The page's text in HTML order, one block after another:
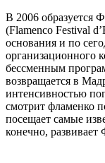
В 2006 образуется
(Flamenco Festival
основания и по
организационного
бессменным
возвращается в
интенсивностью
смотрит фламенко
посещает самые
конечно,